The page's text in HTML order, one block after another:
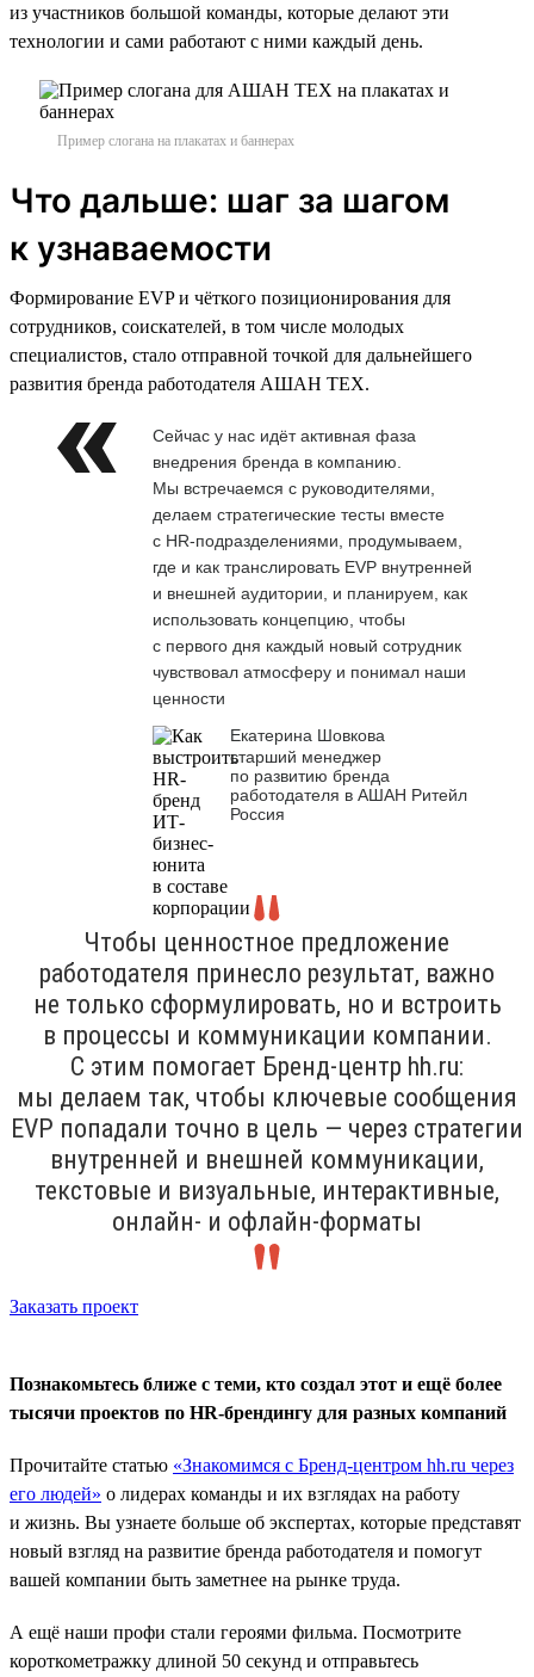
из участников большой команды, которые делают эти
технологии и сами работают с ними каждый день.
Пример слогана на плакатах и баннерах
Что дальше: шаг за шагом
к узнаваемости
Формирование EVP и чёткого позиционирования для
сотрудников, соискателей, в том числе молодых
специалистов, стало отправной точкой для дальнейшего
развития бренда работодателя АШАН ТЕХ.
Сейчас у нас идёт активная фаза
внедрения бренда в компанию.
Мы встречаемся с руководителями,
делаем стратегические тесты вместе
с HR-подразделениями, продумываем,
где и как транслировать EVP внутренней
и внешней аудитории, и планируем, как
использовать концепцию, чтобы
с первого дня каждый новый сотрудник
чувствовал атмосферу и понимал наши
ценности
Екатерина Шовкова
старший менеджер
по развитию бренда
работодателя в АШАН Ритейл
Россия
Чтобы ценностное предложение
работодателя принесло результат, важно
не только сформулировать, но и встроить
в процессы и коммуникации компании.
С этим помогает Бренд-центр hh.ru:
мы делаем так, чтобы ключевые сообщения
ЕVP попадали точно в цель — через стратегии
внутренней и внешней коммуникации,
текстовые и визуальные, интерактивные,
онлайн- и офлайн-форматы
Заказать проект
Познакомьтесь ближе с теми, кто создал этот и ещё более
тысячи проектов по HR-брендингу для разных компаний
Прочитайте статью «Знакомимся с Бренд-центром hh.ru через
его людей» о лидерах команды и их взглядах на работу
и жизнь. Вы узнаете больше об экспертах, которые представят
новый взгляд на развитие бренда работодателя и помогут
вашей компании быть заметнее на рынке труда.
А ещё наши профи стали героями фильма. Посмотрите
короткометражку длиной 50 секунд и отправьтесь